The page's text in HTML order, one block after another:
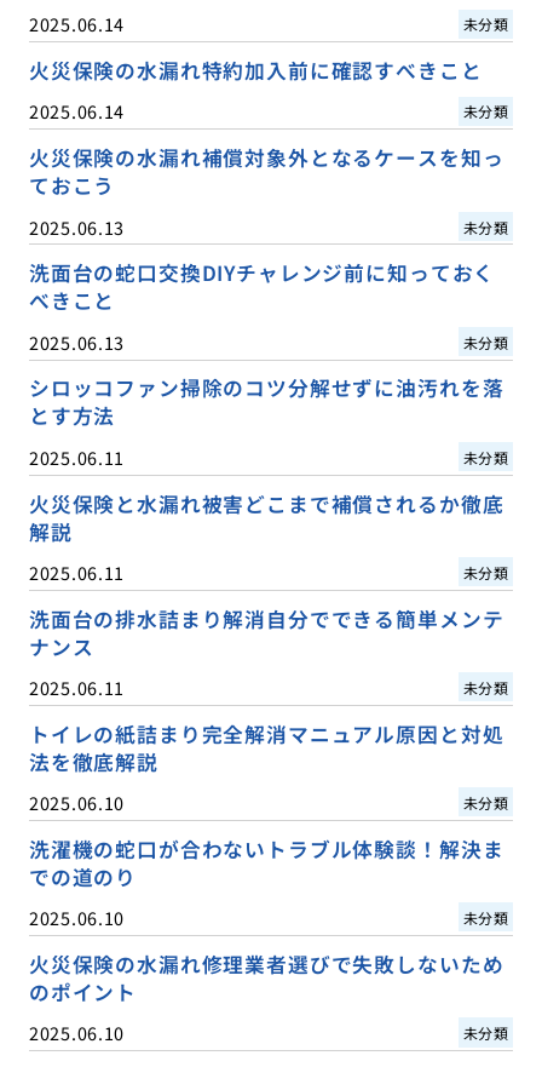
2025.06.14 未分類
火災保険の水漏れ特約加入前に確認すべきこと
2025.06.14 未分類
火災保険の水漏れ補償対象外となるケースを知っ
ておこう
2025.06.13 未分類
洗面台の蛇口交換DIYチャレンジ前に知っておく
べきこと
2025.06.13 未分類
シロッコファン掃除のコツ分解せずに油汚れを落
とす方法
2025.06.11 未分類
火災保険と水漏れ被害どこまで補償されるか徹底
解説
2025.06.11 未分類
洗面台の排水詰まり解消自分でできる簡単メンテ
ナンス
2025.06.11 未分類
トイレの紙詰まり完全解消マニュアル原因と対処
法を徹底解説
2025.06.10 未分類
洗濯機の蛇口が合わないトラブル体験談！解決ま
での道のり
2025.06.10 未分類
火災保険の水漏れ修理業者選びで失敗しないため
のポイント
2025.06.10 未分類